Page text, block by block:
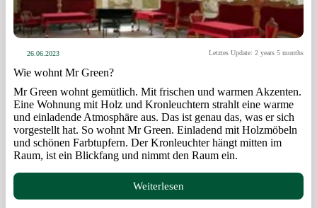
Wie wohnt Mr Green?
26.06.2023 Letztes Update: 2 years 5 months
Mr Green wohnt gemütlich. Mit frischen und warmen Akzenten.
Eine Wohnung mit Holz und Kronleuchtern strahlt eine warme
und einladende Atmosphäre aus. Das ist genau das, was er sich
vorgestellt hat. So wohnt Mr Green. Einladend mit Holzmöbeln
und schönen Farbtupfern. Der Kronleuchter hängt mitten im
Raum, ist ein Blickfang und nimmt den Raum ein.
Weiterlesen